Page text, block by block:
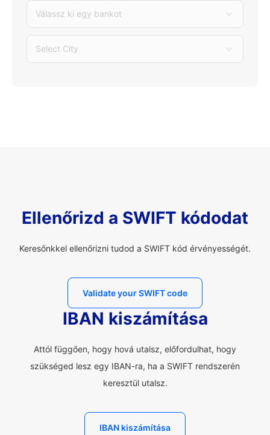
Válassz ki egy bankot
Select City
Ellenőrizd a SWIFT kódodat
Keresőnkkel ellenőrizni tudod a SWIFT kód érvényességét.
Validate your SWIFT code
IBAN kiszámítása
Attól függően, hogy hová utalsz, előfordulhat, hogy
szükséged lesz egy IBAN-ra, ha a SWIFT rendszerén
keresztül utalsz.
IBAN kiszámítása